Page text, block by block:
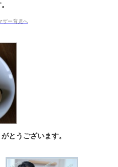
とうございます。